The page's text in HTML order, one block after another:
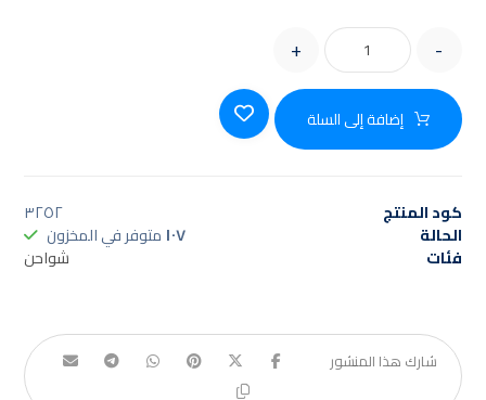
-
+
إضافة إلى السلة
كود المنتج ٣٢٥٢
الحالة ١٠٧ متوفر في المخزون
فئات شواحن